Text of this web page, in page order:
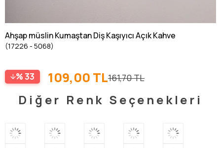
Ahşap müslin Kumaştan Diş Kaşıyıcı Açık Kahve
(17226 - 5068)
33 161,70 TL
109,00 TL
Diğer Renk Seçenekleri